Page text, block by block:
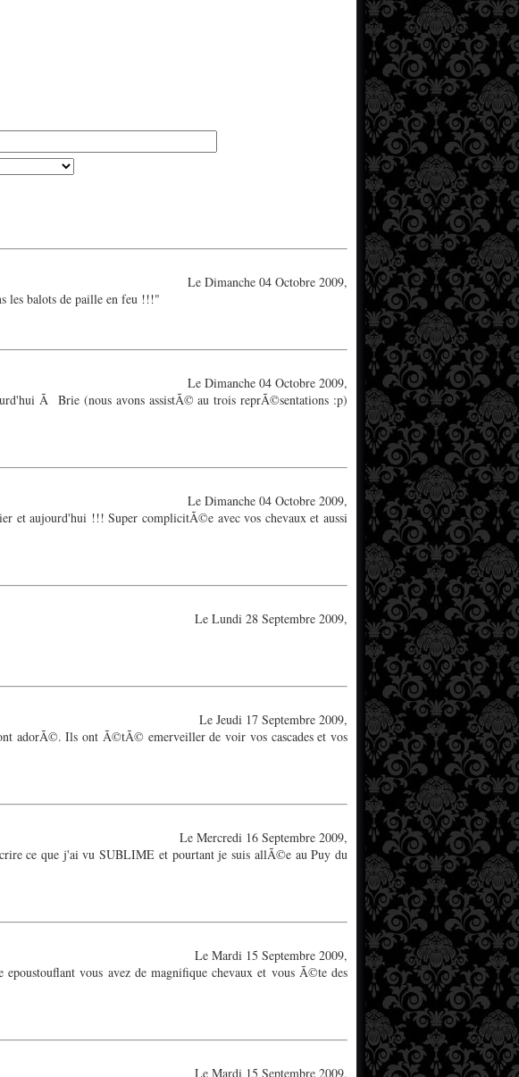
Le Dimanche 04 Octobre 2009,
les balots de paille en feu !!!"
Le Dimanche 04 Octobre 2009,
Ã Brie (nous avons assistÃ© au trois reprÃ©sentations :p)
Le Dimanche 04 Octobre 2009,
et aujourd'hui !!! Super complicitÃ©e avec vos chevaux et aussi
Le Lundi 28 Septembre 2009,
Le Jeudi 17 Septembre 2009,
adorÃ©. Ils ont Ã©tÃ© emerveiller de voir vos cascades et vos
Le Mercredi 16 Septembre 2009,
ce que j'ai vu SUBLIME et pourtant je suis allÃ©e au Puy du
Le Mardi 15 Septembre 2009,
vous avez de magnifique chevaux et vous Ã©te des
Le Mardi 15 Septembre 2009,